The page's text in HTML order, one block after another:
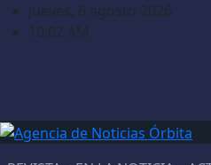
Saltarjueves, 6 agosto 2026
10:02 AM